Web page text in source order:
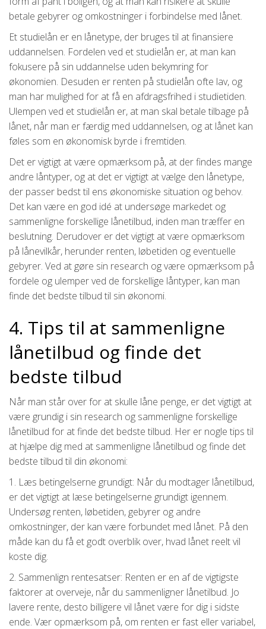
betale gebyrer og omkostninger i forbindelse med lånet.
Et studielån er en lånetype, der bruges til at finansiere
uddannelsen. Fordelen ved et studielån er, at man kan
fokusere på sin uddannelse uden bekymring for
økonomien. Desuden er renten på studielån ofte lav, og
man har mulighed for at få en afdragsfrihed i studietiden.
Ulempen ved et studielån er, at man skal betale tilbage på
lånet, når man er færdig med uddannelsen, og at lånet kan
føles som en økonomisk byrde i fremtiden.
Det er vigtigt at være opmærksom på, at der findes mange
andre låntyper, og at det er vigtigt at vælge den lånetype,
der passer bedst til ens økonomiske situation og behov.
Det kan være en god idé at undersøge markedet og
sammenligne forskellige lånetilbud, inden man træffer en
beslutning. Derudover er det vigtigt at være opmærksom
på lånevilkår, herunder renten, løbetiden og eventuelle
gebyrer. Ved at gøre sin research og være opmærksom på
fordele og ulemper ved de forskellige låntyper, kan man
finde det bedste tilbud til sin økonomi.
4. Tips til at sammenligne
lånetilbud og finde det
bedste tilbud
Når man står over for at skulle låne penge, er det vigtigt at
være grundig i sin research og sammenligne forskellige
lånetilbud for at finde det bedste tilbud. Her er nogle tips til
at hjælpe dig med at sammenligne lånetilbud og finde det
bedste tilbud til din økonomi:
1. Læs betingelserne grundigt: Når du modtager lånetilbud,
er det vigtigt at læse betingelserne grundigt igennem.
Undersøg renten, løbetiden, gebyrer og andre
omkostninger, der kan være forbundet med lånet. På den
måde kan du få et godt overblik over, hvad lånet reelt vil
koste dig.
2. Sammenlign rentesatser: Renten er en af de vigtigste
faktorer at overveje, når du sammenligner lånetilbud. Jo
lavere rente, desto billigere vil lånet være for dig i sidste
ende. Vær opmærksom på, om renten er fast eller variabel,